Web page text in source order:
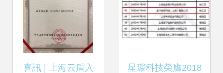
喜訊 | 上海云盾入 星環科技榮膺2018